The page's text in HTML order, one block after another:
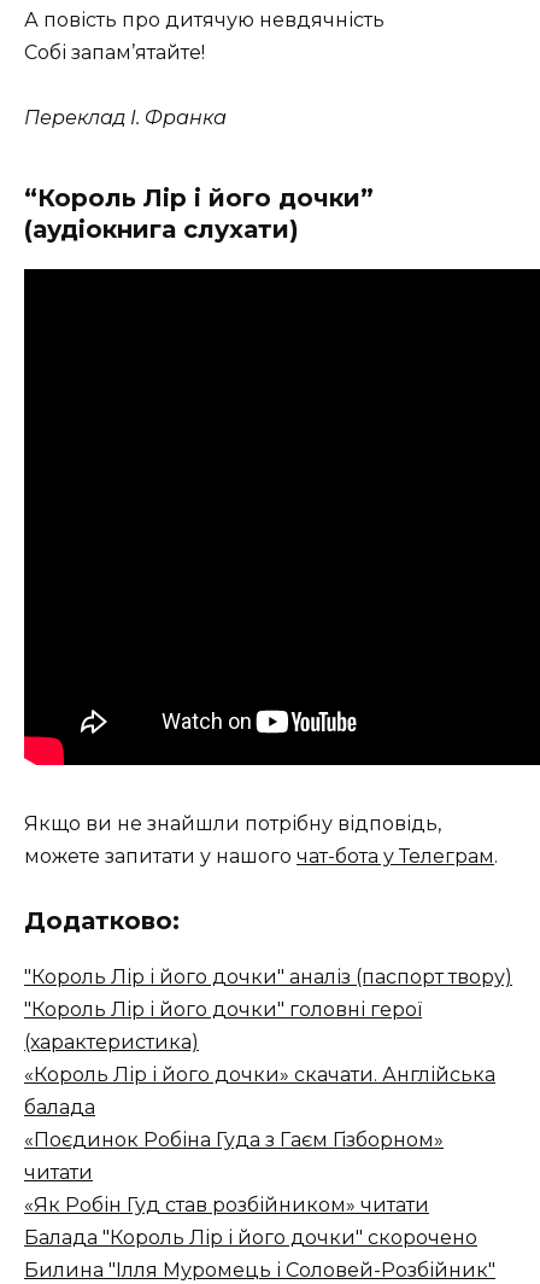
А повість про дитячую невдячність
Собі запам’ятайте!
Переклад І. Франка
“Король Лір і його дочки”
(аудіокнига слухати)
Якщо ви не знайшли потрібну відповідь,
можете запитати у нашого чат-бота у Телеграм.
Додатково:
"Король Лір і його дочки" аналіз (паспорт твору)
"Король Лір і його дочки" головні герої
(характеристика)
«Король Лір і його дочки» скачати. Англійська
балада
«Поєдинок Робіна Гуда з Гаєм Гізборном»
читати
«Як Робін Гуд став розбійником» читати
Балада "Король Лір і його дочки" скорочено
Билина "Ілля Муромець і Соловей-Розбійник"